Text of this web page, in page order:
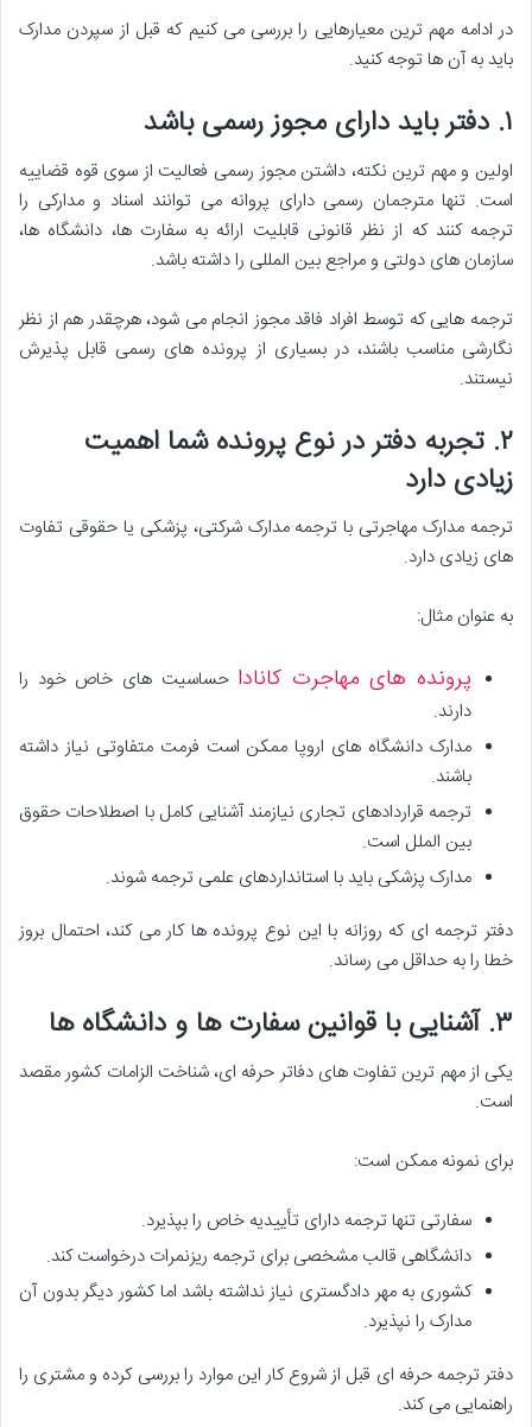
در ادامه مهم ترین معیارهایی را بررسی می کنیم که قبل از سپردن مدارک
باید به آن ها توجه کنید.
۱. دفتر باید دارای مجوز رسمی باشد
اولین و مهم ترین نکته، داشتن مجوز رسمی فعالیت از سوی قوه قضاییه
است. تنها مترجمان رسمی دارای پروانه می توانند اسناد و مدارکی را
ترجمه کنند که از نظر قانونی قابلیت ارائه به سفارت ها، دانشگاه ها،
سازمان های دولتی و مراجع بین المللی را داشته باشد.
ترجمه هایی که توسط افراد فاقد مجوز انجام می شود، هرچقدر هم از نظر
نگارشی مناسب باشند، در بسیاری از پرونده های رسمی قابل پذیرش
نیستند.
۲. تجربه دفتر در نوع پرونده شما اهمیت
زیادی دارد
ترجمه مدارک مهاجرتی با ترجمه مدارک شرکتی، پزشکی یا حقوقی تفاوت
های زیادی دارد.
به عنوان مثال:
پرونده های مهاجرت کانادا حساسیت های خاص خود را
دارند.
مدارک دانشگاه های اروپا ممکن است فرمت متفاوتی نیاز داشته
باشند.
ترجمه قراردادهای تجاری نیازمند آشنایی کامل با اصطلاحات حقوق
بین الملل است.
مدارک پزشکی باید با استانداردهای علمی ترجمه شوند.
دفتر ترجمه ای که روزانه با این نوع پرونده ها کار می کند، احتمال بروز
خطا را به حداقل می رساند.
۳. آشنایی با قوانین سفارت ها و دانشگاه ها
یکی از مهم ترین تفاوت های دفاتر حرفه ای، شناخت الزامات کشور مقصد
است.
برای نمونه ممکن است:
سفارتی تنها ترجمه دارای تأییدیه خاص را بپذیرد.
دانشگاهی قالب مشخصی برای ترجمه ریزنمرات درخواست کند.
کشوری به مهر دادگستری نیاز نداشته باشد اما کشور دیگر بدون آن
مدارک را نپذیرد.
دفتر ترجمه حرفه ای قبل از شروع کار این موارد را بررسی کرده و مشتری را
راهنمایی می کند.